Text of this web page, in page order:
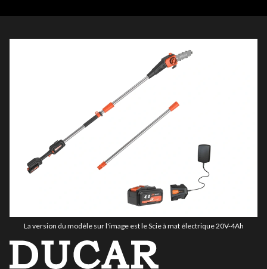
La version du modèle sur l'image est le Scie à mat électrique 20V-4Ah